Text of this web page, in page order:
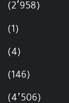
(2٬958)
(1)
(4)
(146)
(4٬506)